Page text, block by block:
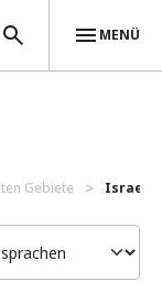
MENÜ
Gebiete Israel